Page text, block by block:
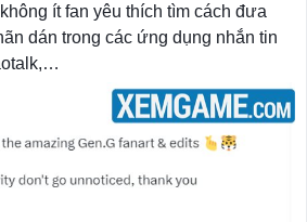
ít fan yêu thích tìm cách đưa
dán trong các ứng dụng nhắn tin